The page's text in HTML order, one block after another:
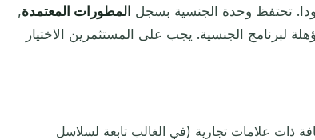
تحتفظ وحدة الجنسية بسجل المطورات المعتمدة,
الجنسية. يجب على المستثمرين الاختيار
ذات علامات تجارية (في الغالب تابعة لسلاسل